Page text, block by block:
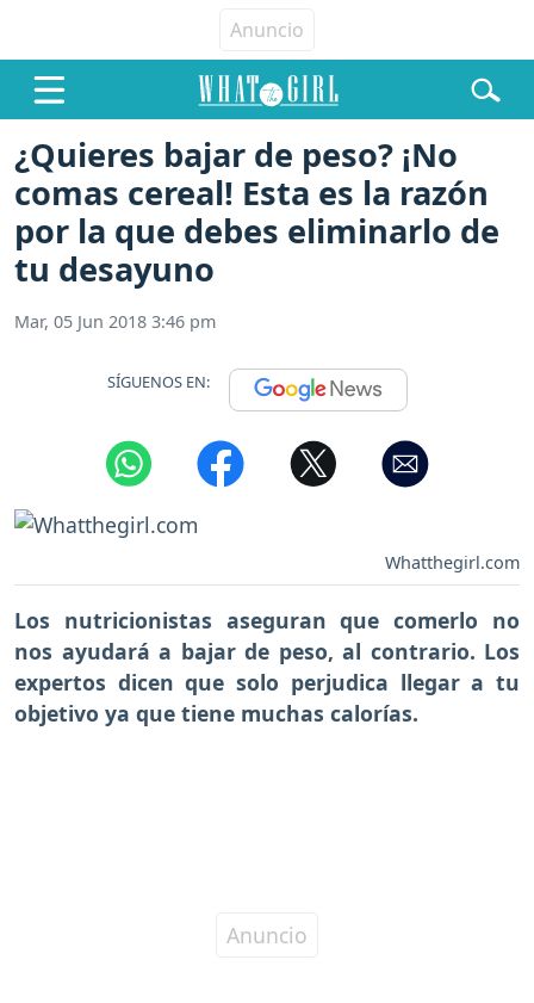
¿Quieres bajar de peso? ¡No
comas cereal! Esta es la razón
por la que debes eliminarlo de
tu desayuno
Mar, 05 Jun 2018 3:46 pm
SÍGUENOS EN:
Whatthegirl.com
Los nutricionistas aseguran que comerlo no
nos ayudará a bajar de peso, al contrario. Los
expertos dicen que solo perjudica llegar a tu
objetivo ya que tiene muchas calorías.